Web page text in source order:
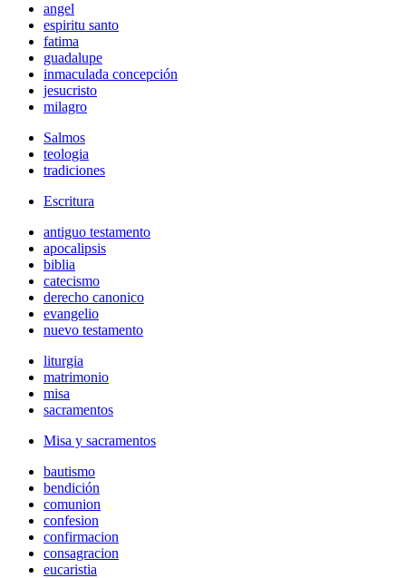
angel
espiritu santo
fatima
guadalupe
inmaculada concepción
jesucristo
milagro
Salmos
teologia
tradiciones
Escritura
antiguo testamento
apocalipsis
biblia
catecismo
derecho canonico
evangelio
nuevo testamento
liturgia
matrimonio
misa
sacramentos
Misa y sacramentos
bautismo
bendición
comunion
confesion
confirmacion
consagracion
eucaristia